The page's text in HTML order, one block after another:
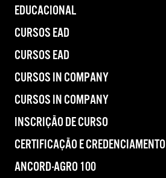
EDUCACIONAL
CURSOS EAD
CURSOS EAD
CURSOS IN COMPANY
CURSOS IN COMPANY
INSCRIÇÃO DE CURSO
CERTIFICAÇÃO E CREDENCIAMENTO
ANCORD-AGRO 100